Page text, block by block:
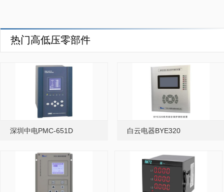
热门高低压零部件
深圳中电PMC-651D 白云电器BYE320